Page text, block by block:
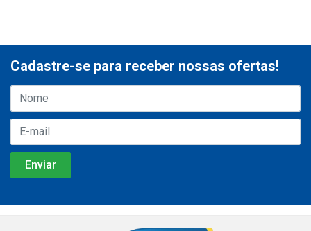
Cadastre-se para receber nossas ofertas!